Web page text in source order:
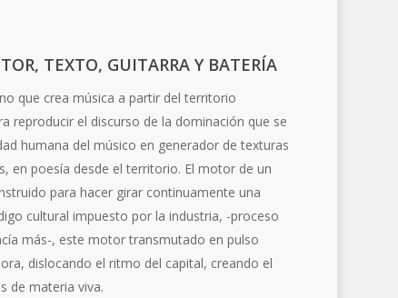
TEXTO, GUITARRA Y BATERÍA
que crea música a partir del territorio
reproducir el discurso de la dominación que se
humana del músico en generador de texturas
en poesía desde el territorio. El motor de un
para hacer girar continuamente una
cultural impuesto por la industria, -proceso
más-, este motor transmutado en pulso
dislocando el ritmo del capital, creando el
de materia viva.